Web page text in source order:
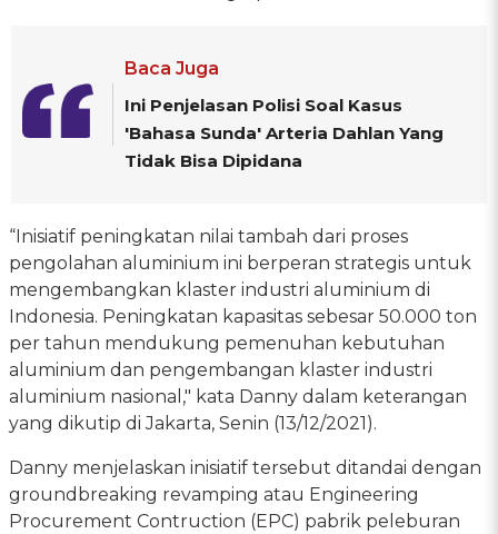
Baca Juga
Ini Penjelasan Polisi Soal Kasus
'Bahasa Sunda' Arteria Dahlan Yang
Tidak Bisa Dipidana
“Inisiatif peningkatan nilai tambah dari proses
pengolahan aluminium ini berperan strategis untuk
mengembangkan klaster industri aluminium di
Indonesia. Peningkatan kapasitas sebesar 50.000 ton
per tahun mendukung pemenuhan kebutuhan
aluminium dan pengembangan klaster industri
aluminium nasional," kata Danny dalam keterangan
yang dikutip di Jakarta, Senin (13/12/2021).
Danny menjelaskan inisiatif tersebut ditandai dengan
groundbreaking revamping atau Engineering
Procurement Contruction (EPC) pabrik peleburan